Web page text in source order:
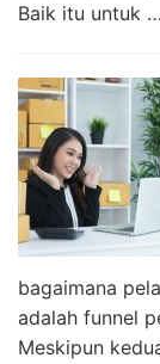
Baik itu untuk …
bagaimana
adalah funnel
Meskipun